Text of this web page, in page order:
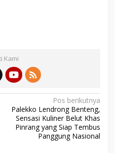
Kami
Pos berikutnya
Palekko Lendrong Benteng,
Sensasi Kuliner Belut Khas
Pinrang yang Siap Tembus
Panggung Nasional